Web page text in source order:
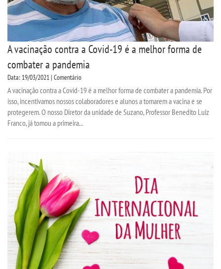
A vacinação contra a Covid-19 é a melhor forma de
combater a pandemia
Data: 19/03/2021 | Comentário
A vacinação contra a Covid-19 é a melhor forma de combater a pandemia. Por
isso, incentivamos nossos colaboradores e alunos a tomarem a vacina e se
protegerem. O nosso Diretor da unidade de Suzano, Professor Benedito Luiz
Franco, já tomou a primeira...